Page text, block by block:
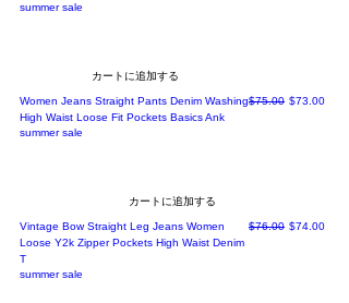
summer sale
カートに追加する
Women Jeans Straight Pants Denim Washing
High Waist Loose Fit Pockets Basics Ank
通常価格
$75.00 セール価格
$73.00
summer sale
カートに追加する
Vintage Bow Straight Leg Jeans Women
Loose Y2k Zipper Pockets High Waist Denim
T
通常価格
$76.00 セール価格
$74.00
summer sale